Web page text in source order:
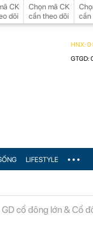
CK
dõi
Chọn mã CK
cần theo dõi
cần
LIFESTYLE
GD cổ đông lớn & Cổ